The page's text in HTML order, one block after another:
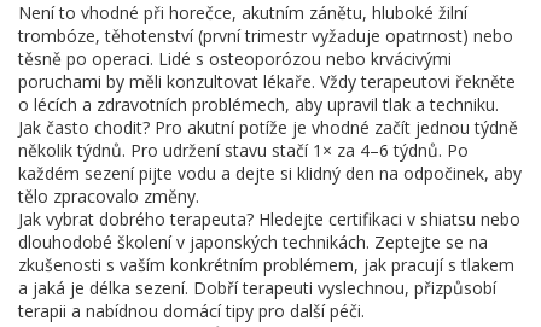
Není to vhodné při horečce, akutním zánětu, hluboké žilní
trombóze, těhotenství (první trimestr vyžaduje opatrnost) nebo
těsně po operaci. Lidé s osteoporózou nebo krvácivými
poruchami by měli konzultovat lékaře. Vždy terapeutovi řekněte
o lécích a zdravotních problémech, aby upravil tlak a techniku.
Jak často chodit? Pro akutní potíže je vhodné začít jednou týdně
několik týdnů. Pro udržení stavu stačí 1× za 4–6 týdnů. Po
každém sezení pijte vodu a dejte si klidný den na odpočinek, aby
tělo zpracovalo změny.
Jak vybrat dobrého terapeuta? Hledejte certifikaci v shiatsu nebo
dlouhodobé školení v japonských technikách. Zeptejte se na
zkušenosti s vaším konkrétním problémem, jak pracují s tlakem
a jaká je délka sezení. Dobří terapeuti vyslechnou, přizpůsobí
terapii a nabídnou domácí tipy pro další péči.